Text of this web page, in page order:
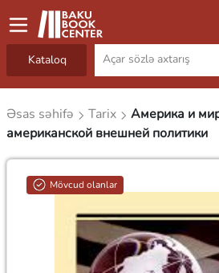
Kataloq
Əsas səhifə Tarix
Америка и
американской внешней политики
Mövcud olanlar